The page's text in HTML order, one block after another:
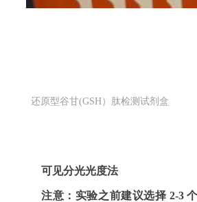
还原型谷甘(GSH）肽检测试剂盒
可见分光光度法
注意：实验之前建议选择 2-3